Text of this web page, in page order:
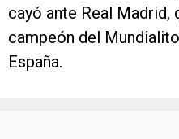
cayó ante Real Madrid,
campeón del
España.